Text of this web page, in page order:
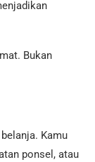
Bukan
Kamu
ponsel, atau